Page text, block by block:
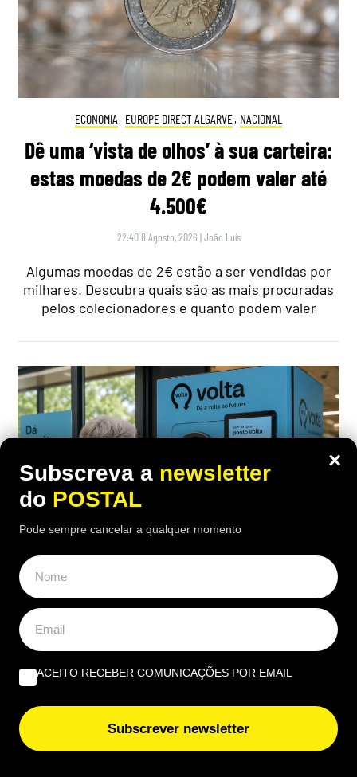
ECONOMIA, EUROPE DIRECT ALGARVE, NACIONAL
Dê uma ‘vista de olhos’ à sua carteira:
estas moedas de 2€ podem valer até
4.500€
22:40 8 Agosto, 2026 |João Luís
Algumas moedas de 2€ estão a ser vendidas por
milhares. Descubra quais são as mais procuradas
pelos colecionadores e quanto podem valer
ALGARVE,NACIONAL
Lixo espalhado e falta de pontos
expõem problemas do Volta no Algarve
e no interior
Faro e Loulé relatam resíduos espalhados junto a
×
Subscreva a newsletter
do POSTAL
Pode sempre cancelar a qualquer momento
ACEITO RECEBER COMUNICAÇÕES POR EMAIL
Subscrever newsletter